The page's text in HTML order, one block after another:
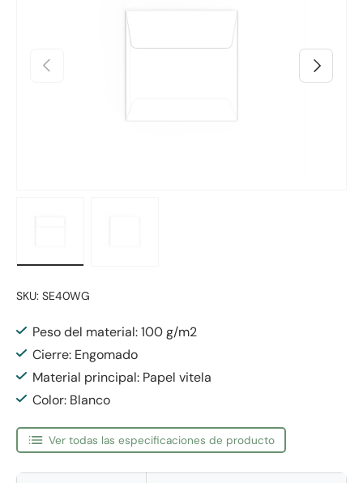
Anterior Siguiente
SKU: SE40WG
Peso del material: 100 g/m2
Cierre: Engomado
Material principal: Papel vitela
Color: Blanco
Ver todas las especificaciones de producto